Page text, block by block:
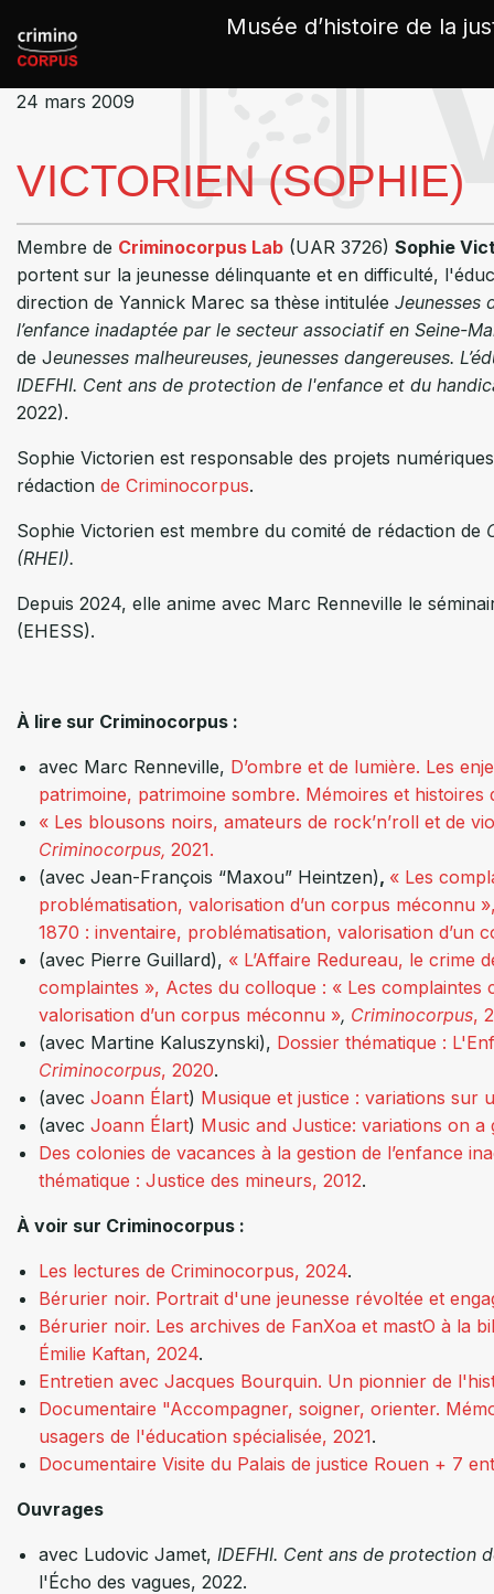
Musée d’histoire de la
24 mars 2009
VICTORIEN (SOPHIE)
Membre de Criminocorpus Lab (UAR 3726) Sophie
portent sur la jeunesse délinquante et en difficulté,
direction de Yannick Marec sa thèse intitulée Jeunesses
l’enfance inadaptée par le secteur associatif en Seine-
de Jeunesses malheureuses, jeunesses dangereuses.
IDEFHI. Cent ans de protection de l'enfance et du
2022).
Sophie Victorien est responsable des projets
rédaction de Criminocorpus.
Sophie Victorien est membre du comité de rédaction de
(RHEI).
Depuis 2024, elle anime avec Marc Renneville le
(EHESS).
À lire sur Criminocorpus :
avec Marc Renneville, D’ombre et de lumière. Les
patrimoine, patrimoine sombre. Mémoires et histoires
« Les blousons noirs, amateurs de rock’n’roll et de
Criminocorpus, 2021.
(avec Jean-François “Maxou” Heintzen), « Les
problématisation, valorisation d’un corpus méconnu »
1870 : inventaire, problématisation, valorisation d’un
(avec Pierre Guillard), « L’Affaire Redureau, le crime
complaintes », Actes du colloque : « Les
valorisation d’un corpus méconnu », Criminocorpus,
(avec Martine Kaluszynski), Dossier thématique :
Criminocorpus, 2020.
(avec Joann Élart) Musique et justice : variations sur
(avec Joann Élart) Music and Justice: variations on a
Des colonies de vacances à la gestion de l’enfance
thématique : Justice des mineurs, 2012.
À voir sur Criminocorpus :
Les lectures de Criminocorpus, 2024.
Bérurier noir. Portrait d'une jeunesse révoltée et
Bérurier noir. Les archives de FanXoa et mastO à la
Émilie Kaftan, 2024.
Entretien avec Jacques Bourquin. Un pionnier de
Documentaire "Accompagner, soigner, orienter.
usagers de l'éducation spécialisée, 2021.
Documentaire Visite du Palais de justice Rouen + 7
Ouvrages
avec Ludovic Jamet, IDEFHI. Cent ans de protection
l'Écho des vagues, 2022.
Panneau de gestion des cookies